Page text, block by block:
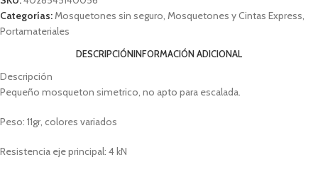
Categorías:Mosquetones sin seguro, Mosquetones y Cintas Express,
Portamateriales
DESCRIPCIÓNINFORMACIÓN ADICIONAL
Descripción
Pequeño mosqueton simetrico, no apto para escalada.
Peso: 11gr, colores variados
Resistencia eje principal: 4 kN